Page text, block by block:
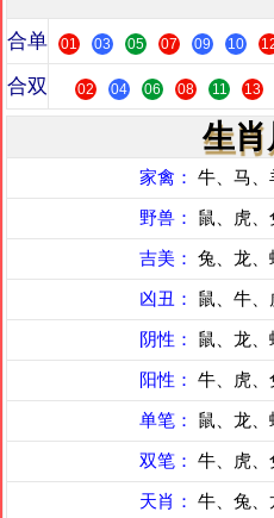
合单 01 03 05 07 09 10
合双 02 04 06 08 11 13
生
家禽： 牛、马、
野兽： 鼠、虎
吉美： 兔、龙、
凶丑： 鼠、牛
阴性： 鼠、龙
阳性： 牛、虎、
单笔： 鼠、龙
双笔： 牛、虎、
天肖： 牛、兔、